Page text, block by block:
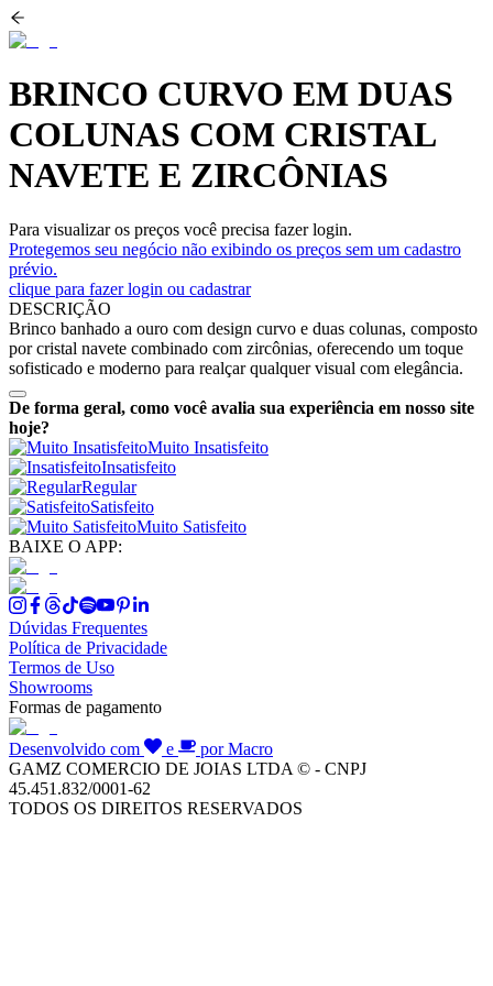
BRINCO CURVO EM DUAS
COLUNAS COM CRISTAL
NAVETE E ZIRCÔNIAS
Para visualizar os preços você precisa fazer login.
Protegemos seu negócio não exibindo os preços sem um cadastro
prévio.
clique para fazer login ou cadastrar
DESCRIÇÃO
Brinco banhado a ouro com design curvo e duas colunas, composto
por cristal navete combinado com zircônias, oferecendo um toque
sofisticado e moderno para realçar qualquer visual com elegância.
De forma geral, como você avalia sua experiência em nosso site
hoje?
Muito Insatisfeito
Insatisfeito
Regular
Satisfeito
Muito Satisfeito
BAIXE O APP:
Dúvidas Frequentes
Política de Privacidade
Termos de Uso
Showrooms
Formas de pagamento
Desenvolvido com e
por Macro
GAMZ COMERCIO DE JOIAS LTDA © - CNPJ
45.451.832/0001-62
TODOS OS DIREITOS RESERVADOS